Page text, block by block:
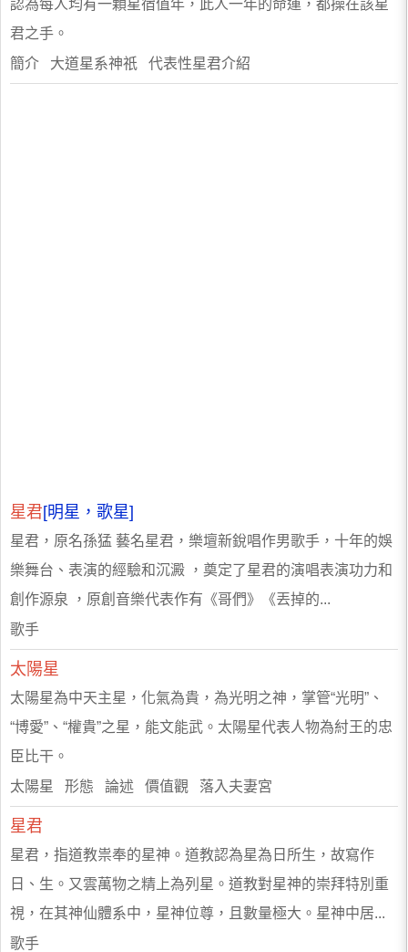
認為每人均有一顆星宿值年，此人一年的命運，都操在該星
君之手。
簡介 大道星系神祇 代表性星君介紹
星君[明星，歌星]
星君，原名孫猛 藝名星君，樂壇新銳唱作男歌手，十年的娛
樂舞台、表演的經驗和沉澱 ，奠定了星君的演唱表演功力和
創作源泉 ，原創音樂代表作有《哥們》《丟掉的...
歌手
太陽星
太陽星為中天主星，化氣為貴，為光明之神，掌管“光明”、
“博愛”、“權貴”之星，能文能武。太陽星代表人物為紂王的忠
臣比干。
太陽星 形態 論述 價值觀 落入夫妻宮
星君
星君，指道教祟奉的星神。道教認為星為日所生，故寫作
日、生。又雲萬物之精上為列星。道教對星神的崇拜特別重
視，在其神仙體系中，星神位尊，且數量極大。星神中居...
歌手